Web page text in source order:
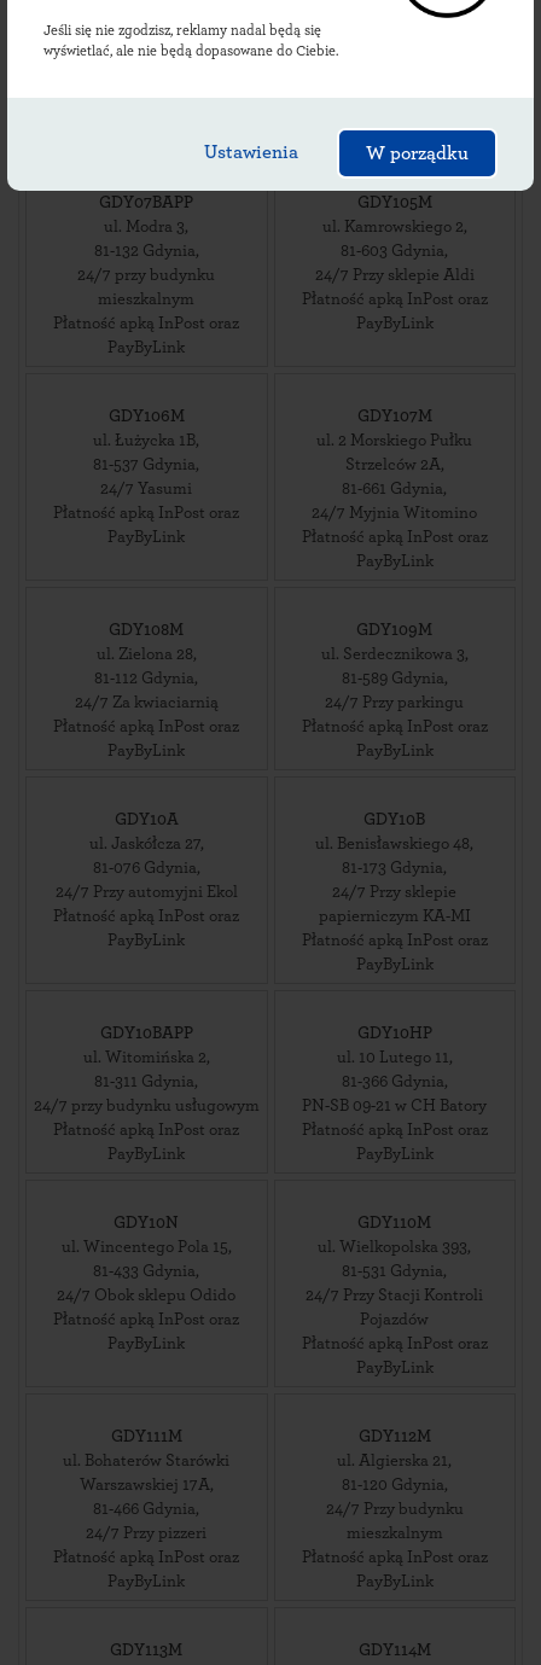
Jeśli się nie zgodzisz, reklamy nadal będą się
wyświetlać, ale nie będą dopasowane do Ciebie.
Ustawienia W porządku
81-611 Gdynia,
24/7 Przy Centrum
ul. Batorego 4,
GDY07BAPP
ul. Modra 3,
81-132 Gdynia,
24/7 przy budynku
mieszkalnym
Płatność apką InPost oraz
PayByLink
GDY105M
ul. Kamrowskiego 2,
81-603 Gdynia,
24/7 Przy sklepie Aldi
Płatność apką InPost oraz
PayByLink
GDY106M
ul. Łużycka 1B,
81-537 Gdynia,
24/7 Yasumi
Płatność apką InPost oraz
PayByLink
GDY107M
ul. 2 Morskiego Pułku
Strzelców 2A,
81-661 Gdynia,
24/7 Myjnia Witomino
Płatność apką InPost oraz
PayByLink
GDY108M
ul. Zielona 28,
81-112 Gdynia,
24/7 Za kwiaciarnią
Płatność apką InPost oraz
PayByLink
GDY109M
ul. Serdecznikowa 3,
81-589 Gdynia,
24/7 Przy parkingu
Płatność apką InPost oraz
PayByLink
GDY10A
ul. Jaskółcza 27,
81-076 Gdynia,
24/7 Przy automyjni Ekol
Płatność apką InPost oraz
PayByLink
GDY10B
ul. Benisławskiego 48,
81-173 Gdynia,
24/7 Przy sklepie
papierniczym KA-MI
Płatność apką InPost oraz
PayByLink
GDY10BAPP
ul. Witomińska 2,
81-311 Gdynia,
24/7 przy budynku usługowym
Płatność apką InPost oraz
PayByLink
GDY10HP
ul. 10 Lutego 11,
81-366 Gdynia,
PN-SB 09-21 w CH Batory
Płatność apką InPost oraz
PayByLink
GDY10N
ul. Wincentego Pola 15,
81-433 Gdynia,
24/7 Obok sklepu Odido
Płatność apką InPost oraz
PayByLink
GDY110M
ul. Wielkopolska 393,
81-531 Gdynia,
24/7 Przy Stacji Kontroli
Pojazdów
Płatność apką InPost oraz
PayByLink
GDY111M
ul. Bohaterów Starówki
Warszawskiej 17A,
81-466 Gdynia,
24/7 Przy pizzeri
Płatność apką InPost oraz
PayByLink
GDY112M
ul. Algierska 21,
81-120 Gdynia,
24/7 Przy budynku
mieszkalnym
Płatność apką InPost oraz
PayByLink
GDY113M
GDY114M